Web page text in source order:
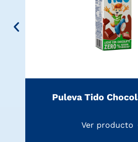
Puleva Tido
Ver producto